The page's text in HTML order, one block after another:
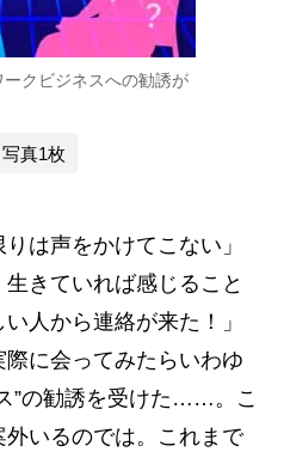
クビジネスへの勧誘が
写真1枚
は声をかけてこない」
きていれば感じること
人から連絡が来た！」
に会ってみたらいわゆ
”の勧誘を受けた……。こ
いるのでは。これまで